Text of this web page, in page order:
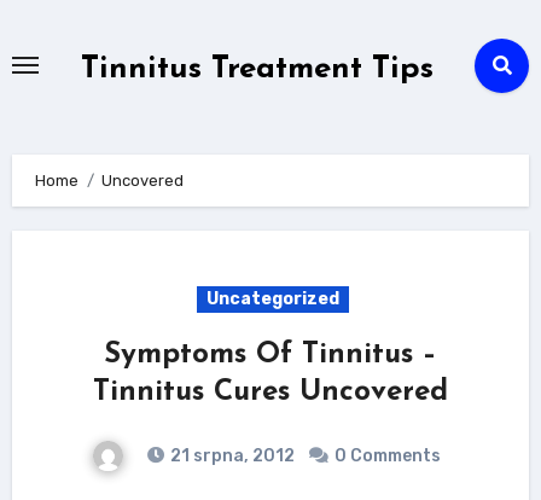
Tinnitus Treatment Tips
Home Uncovered
Uncategorized
Symptoms Of Tinnitus –
Tinnitus Cures Uncovered
21 srpna, 2012 0 Comments